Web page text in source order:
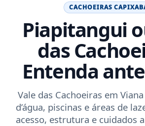
CACHOEIRAS
Piapitangui
das
Entenda
Vale das Cachoeiras em
d’água, piscinas e áreas de
acesso, estrutura e cuidados